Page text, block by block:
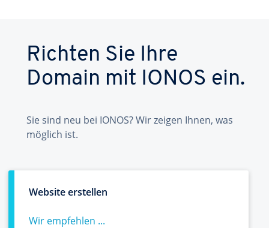
Richten Sie Ihre
Domain mit IONOS ein.
Sie sind neu bei IONOS? Wir zeigen Ihnen, was
möglich ist.
Website erstellen
Wir empfehlen ...